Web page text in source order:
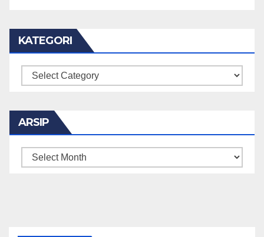
KATEGORI
KATEGORI
ARSIP
ARSIP